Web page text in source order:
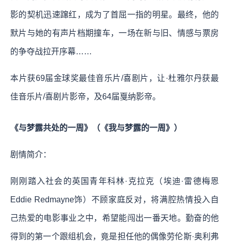
影的契机迅速蹿红，成为了首屈一指的明星。最终，他的
默片与她的有声片档期撞车，一场在新与旧、情感与票房
的争夺战拉开序幕……
本片获69届金球奖最佳音乐片/喜剧片，让·杜雅尔丹获最
佳音乐片/喜剧片影帝，及64届戛纳影帝。
《与梦露共处的一周》（《我与梦露的一周》）
剧情简介：
刚刚踏入社会的英国青年科林·克拉克（埃迪·雷德梅恩
Eddie Redmayne饰）不顾家庭反对，将满腔热情投入自
己热爱的电影事业之中，希望能闯出一番天地。勤奋的他
得到的第一个跟组机会，竟是担任他的偶像劳伦斯·奥利弗